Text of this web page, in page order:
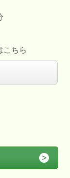
こちら